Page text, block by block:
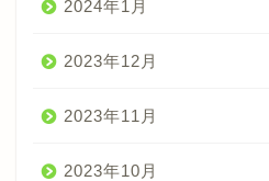
2024年1月
2023年12月
2023年11月
2023年10月